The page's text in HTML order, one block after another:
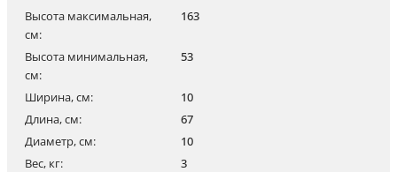
Высота максимальная,
см:
163
Высота минимальная,
см:
53
Ширина, см:
10
Длина, см:
67
Диаметр, см:
10
Вес, кг:
3